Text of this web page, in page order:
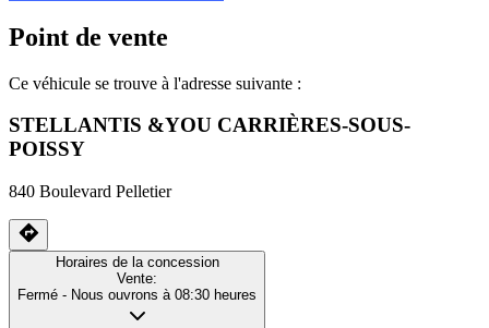
Point de vente
Ce véhicule se trouve à l'adresse suivante :
STELLANTIS &YOU CARRIÈRES-SOUS-
POISSY
840 Boulevard Pelletier
Horaires de la concession
Vente:
Fermé - Nous ouvrons à 08:30 heures